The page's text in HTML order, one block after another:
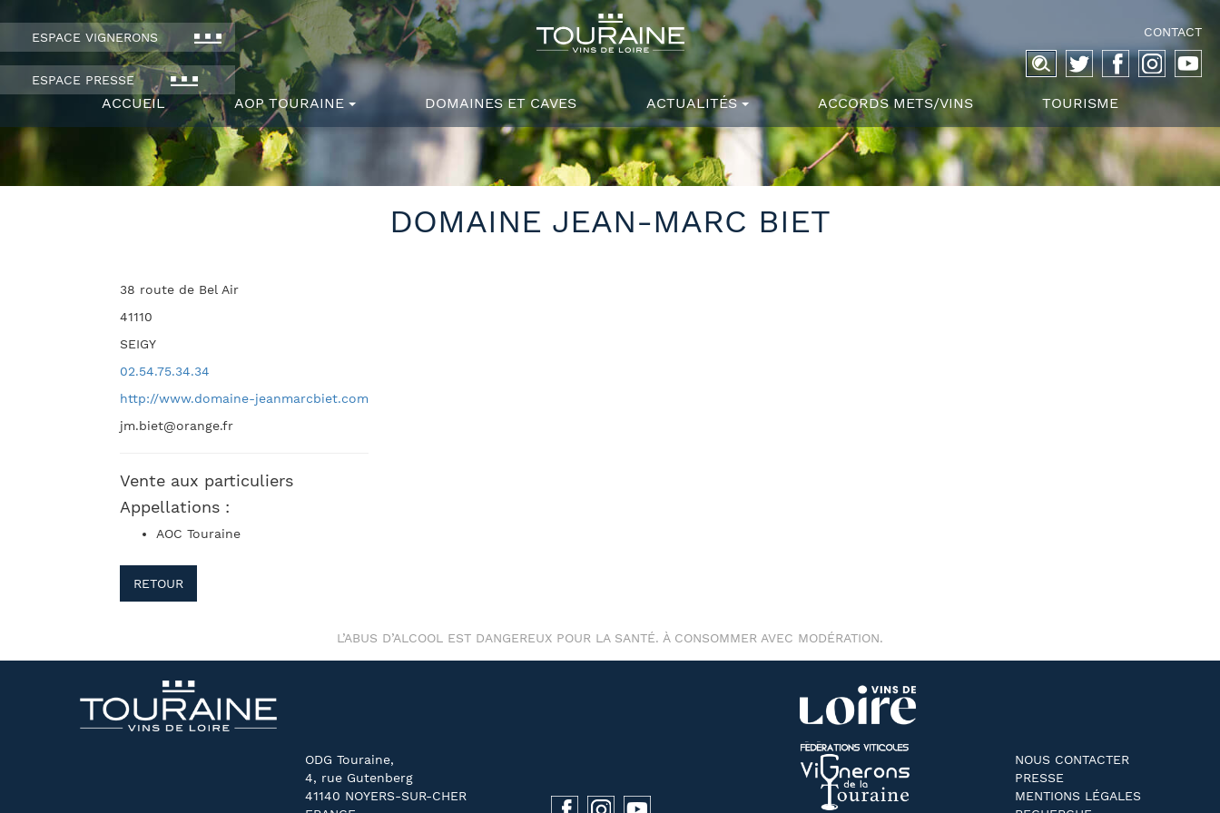
ESPACE VIGNERONS
ESPACE PRESSE
CONTACT
Recherche
pour :
ACCUEIL AOP TOURAINE DOMAINES ET CAVES ACTUALITÉS ACCORDS METS/VINS TOURISME
DOMAINE JEAN-MARC BIET
38 route de Bel Air
41110
SEIGY
02.54.75.34.34
http://www.domaine-jeanmarcbiet.com
jm.biet@orange.fr
Vente aux particuliers
Appellations :
AOC Touraine
RETOUR
L’ABUS D’ALCOOL EST DANGEREUX POUR LA SANTÉ. À CONSOMMER AVEC MODÉRATION.
ODG Touraine,
4, rue Gutenberg
41140 NOYERS-SUR-CHER
NOUS CONTACTER
PRESSE
MENTIONS LÉGALES